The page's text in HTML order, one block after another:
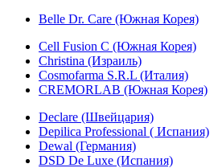
Belle Dr. Care (Южная Корея)
Cell Fusion C (Южная Корея)
Christina (Израиль)
Cosmofarma S.R.L (Италия)
CREMORLAB (Южная Корея)
Declare (Швейцария)
Depilica Professional ( Испания)
Dewal (Германия)
DSD De Luxe (Испания)